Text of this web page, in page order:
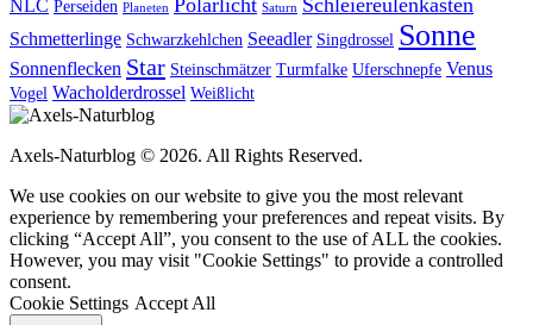
NLC Perseiden Planeten Polarlicht Saturn Schleiereulenkasten
Schmetterlinge Schwarzkehlchen Seeadler Singdrossel Sonne
Sonnenflecken Star Steinschmätzer Turmfalke Uferschnepfe Venus
Vogel Wacholderdrossel Weißlicht
Axels-Naturblog © 2026. All Rights Reserved.
We use cookies on our website to give you the most relevant
experience by remembering your preferences and repeat visits. By
clicking “Accept All”, you consent to the use of ALL the cookies.
However, you may visit "Cookie Settings" to provide a controlled
consent.
Cookie Settings Accept All